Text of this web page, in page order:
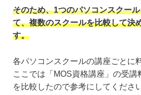
そのため、1つのパソコンスクー
て、複数のスクールを比較して決
す。
各パソコンスクールの講座ごとに
ここでは「MOS資格講座」の受講
を比較したので参考にしてください